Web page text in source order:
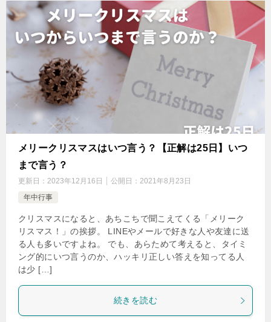
メリークリスマスはいつ言う？【正解は25日】いつ
まで言う？
更新日： 2023年12月16日 公開日： 2021年8月23日
年中行事
クリスマスになると、あちこちで聞こえてくる「メリーク
リスマス！」の挨拶。 LINEやメールで好きな人や友達に送
る人も多いですよね。 でも、あらためて考えると、タイミ
ング的にいつ言うのか、ハッキリ正しい答えを知ってる人
は少 […]
続きを読む